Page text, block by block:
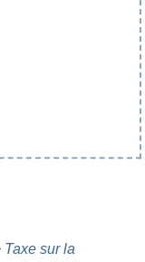
Taxe sur la